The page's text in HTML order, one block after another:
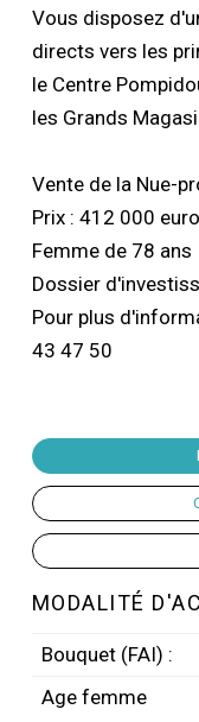
Vous disposez
directs vers les
le Centre
les Grands
Vente de la Nue-
Prix : 412 000
Femme de 78 ans
Dossier
Pour plus
43 47 50
MODALITÉ
Bouquet (FAI) :
Age femme